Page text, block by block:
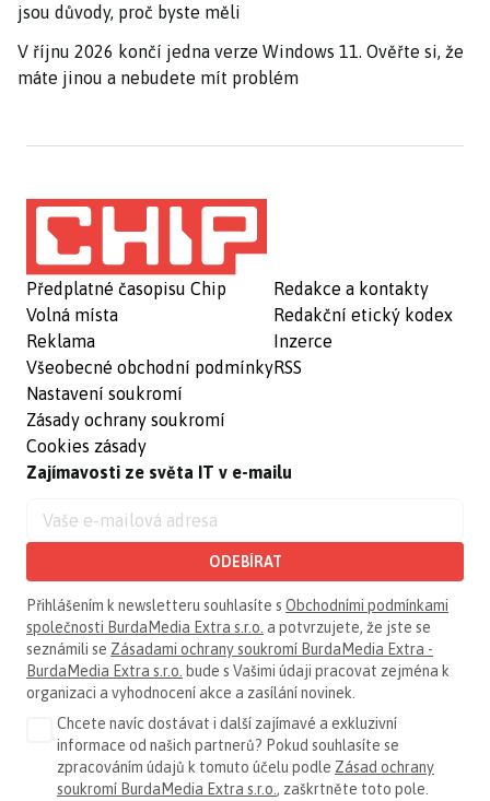
jsou důvody, proč byste měli
V říjnu 2026 končí jedna verze Windows 11. Ověřte si, že
máte jinou a nebudete mít problém
Předplatné časopisu Chip
Volná místa
Reklama
Všeobecné obchodní podmínky
Nastavení soukromí
Zásady ochrany soukromí
Cookies zásady
Redakce a kontakty
Redakční etický kodex
Inzerce
RSS
Zajímavosti ze světa IT v e-mailu
ODEBÍRAT
Přihlášením k newsletteru souhlasíte s Obchodními podmínkami
společnosti BurdaMedia Extra s.r.o. a potvrzujete, že jste se
seznámili se Zásadami ochrany soukromí BurdaMedia Extra -
BurdaMedia Extra s.r.o. bude s Vašimi údaji pracovat zejména k
organizaci a vyhodnocení akce a zasílání novinek.
Chcete navíc dostávat i další zajímavé a exkluzivní
informace od našich partnerů? Pokud souhlasíte se
zpracováním údajů k tomuto účelu podle Zásad ochrany
soukromí BurdaMedia Extra s.r.o., zaškrtněte toto pole.